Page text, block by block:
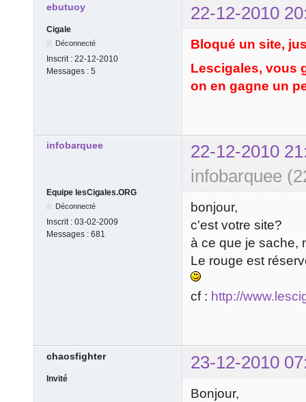
ebutuoy 22-12-2010
Cigale
Déconnecté
Inscrit : 22-12-2010
Messages : 5
Bloqué un site,
Lescigales, vous
on en gagne un
infobarquee
22-12-2010
infobarquee
Equipe lesCigales.ORG
Déconnecté
Inscrit : 03-02-2009
Messages : 681
bonjour,
c'est votre site?
à ce que je sache,
Le rouge est
cf : http://
chaosfighter 23-12-2010
Invité
Bonjour,